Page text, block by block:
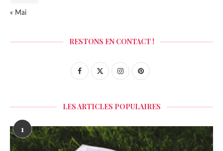
« Mai
RESTONS EN CONTACT !
LES ARTICLES POPULAIRES
1